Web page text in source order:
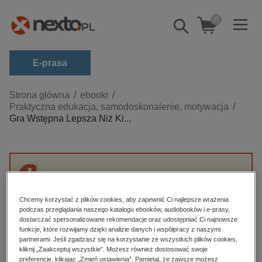
Pokaż/schowaj
wyszukiwarkę
0
E-prasa
Kategorie
Zobacz wszystkie E-prasa
biznesowe, branżowe, gospodarka
darmowe wydania
edukacja
hobby, sport, rozrywka
komputery, internet, technologie, informatyka
Strona główna
ebooki
Praktyczna edukacja, samodoskonalenie, motywacja
Gra Wstępna Lepsza Niż Ki...
High-contrast mode
Polecane
Chcemy korzystać z plików cookies, aby zapewnić Ci najlepsze wrażenia
podczas przeglądania naszego katalogu ebooków, audiobooków i e-prasy,
dostarczać spersonalizowane rekomendacje oraz udostępniać Ci najnowsze
funkcje, które rozwijamy dzięki analizie danych i współpracy z naszymi
partnerami. Jeśli zgadzasz się na korzystanie ze wszystkich plików cookies,
kliknij „Zaakceptuj wszystkie”. Możesz również dostosować swoje
preferencje, klikając „Zmień ustawienia”. Pamiętaj, że zawsze możesz